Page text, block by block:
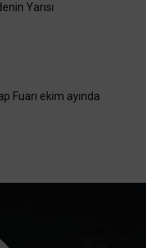
Yarısı
Fuarı ekim ayında